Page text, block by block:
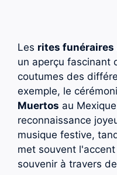
Les rites funéraires
un aperçu fascinant
coutumes des
exemple, le
Muertos au
reconnaissance
musique festive,
met souvent
souvenir à travers